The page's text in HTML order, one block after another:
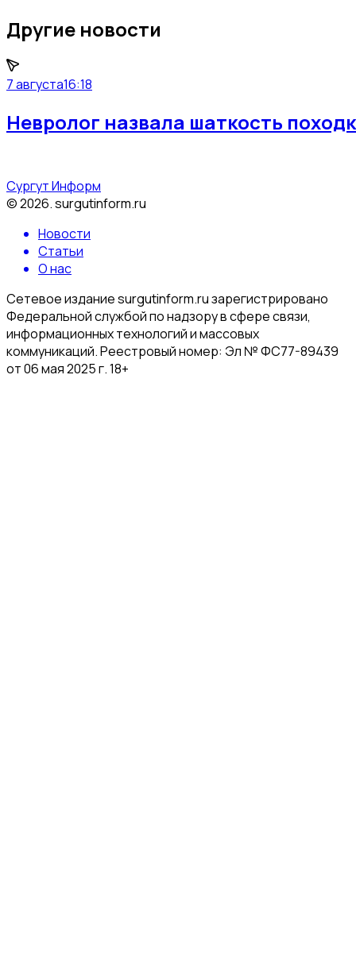
Другие новости
7 августа16:18
Невролог назвала шаткость
Сургут Информ
©2026.surgutinform.ru
Новости
Статьи
О нас
Сетевое издание surgutinform.ru зарегистрировано
Федеральной службой по надзору в сфере связи,
информационных технологий и массовых
коммуникаций. Реестровый номер: Эл № ФС77-89439
от 06 мая 2025 г. 18+